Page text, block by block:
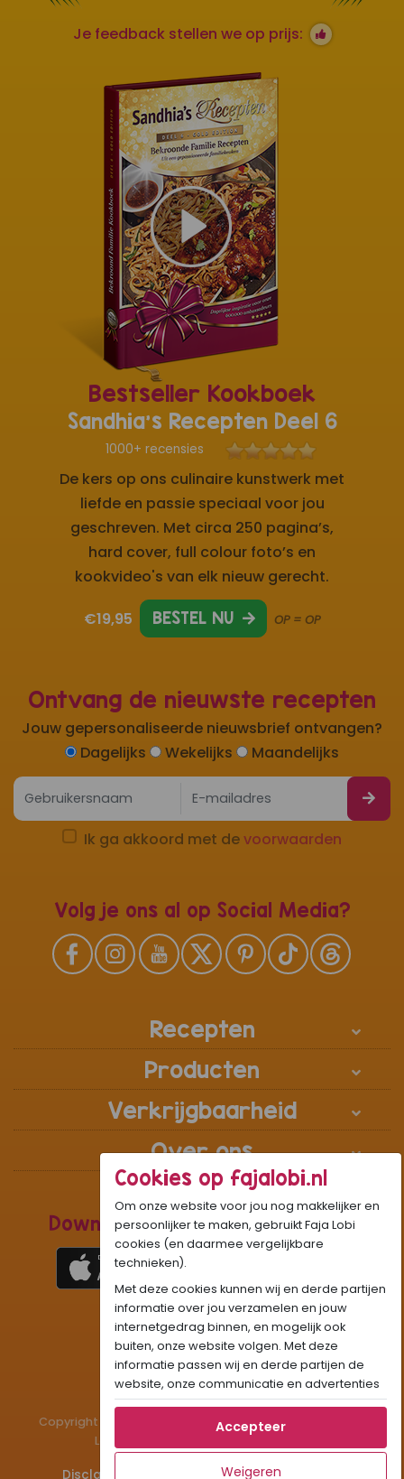
Ontvang de nieuwste recepten
Jouw gepersonaliseerde nieuwsbrief ontvangen?
Dagelijks
Wekelijks Maandelijks
Ik ga akkoord met devoorwaarden
Volg je ons al op Social Media?
Recepten
Producten
Verkrijgbaarheid
Over ons
Download de Recepten Webapp
WhatsApp Community:
Onze gifjes al eens geprobeerd?: GIF
Beleef Sandhia’s Recepten in:
Je feedback stellen we op prijs:
Bestseller Kookboek
Sandhia's Recepten Deel 6
1000+ recensies
De kers op ons culinaire kunstwerk met
liefde en passie speciaal voor jou
geschreven. Met circa 250 pagina’s,
hard cover, full colour foto’s en
kookvideo's van elk nieuw gerecht.
€19,95 BESTEL NU OP = OP
Copyright © 1983 - 2026 Stichting Administratiekantoor
Laigsingh Holding. All rights reserved.
Disclaimer Privacy & Cookies
Cookies op fajalobi.nl
Om onze website voor jou nog makkelijker en
persoonlijker te maken, gebruikt Faja Lobi
cookies (en daarmee vergelijkbare
technieken).
Met deze cookies kunnen wij en derde partijen
informatie over jou verzamelen en jouw
internetgedrag binnen, en mogelijk ook
buiten, onze website volgen. Met deze
informatie passen wij en derde partijen de
website, onze communicatie en advertenties
aan op jouw interesses en profiel. Daarnaast
kan je door deze cookies informatie delen via
Als je op "Accepteer" klikt, dan geef je Faja
Accepteer
Weigeren